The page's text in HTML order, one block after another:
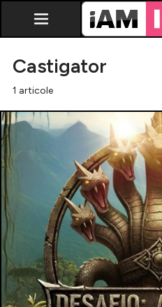
Vedete
Breaking news
Evenimente
Emisiuni TV
Horoscop
Lifestyle
Castigator
1 articole